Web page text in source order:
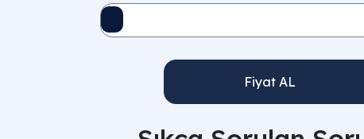
Fiyat AL